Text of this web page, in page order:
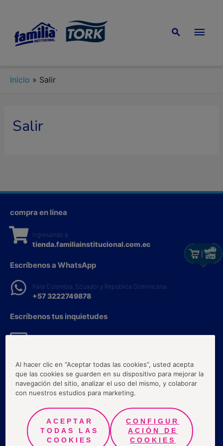
Inicio » Salir
Salir
compra en línea
Ingresando a
tienda.familiainstitucional.com.ec
Escríbenos a WhatsApp
Para Colombia, Ecuador y República Dominicana
+57 3222749878
Escríbenos tus inquietudes
Llámanos a la Línea Experta
Ecuador:
1800100200
Términos y Condiciones
Políticas de protección a la información
Preguntas frecuentes
Al hacer clic en “Aceptar todas las cookies”, usted acepta
que las cookies se guarden en su dispositivo para mejorar la
navegación del sitio, analizar el uso del mismo, y colaborar
con nuestros estudios para marketing.
ACEPTAR
TODAS LAS
COOKIES
CONFIGUR
ACIÓN DE
COOKIES